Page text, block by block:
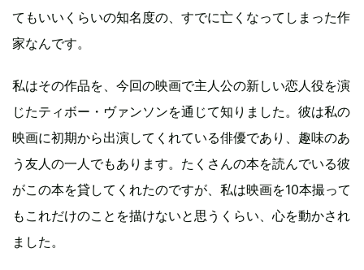
てもいいくらいの知名度の、すでに亡くなってしまった作
家なんです。
私はその作品を、今回の映画で主人公の新しい恋人役を演
じたティボー・ヴァンソンを通じて知りました。彼は私の
映画に初期から出演してくれている俳優であり、趣味のあ
う友人の一人でもあります。たくさんの本を読んでいる彼
がこの本を貸してくれたのですが、私は映画を10本撮って
もこれだけのことを描けないと思うくらい、心を動かされ
ました。